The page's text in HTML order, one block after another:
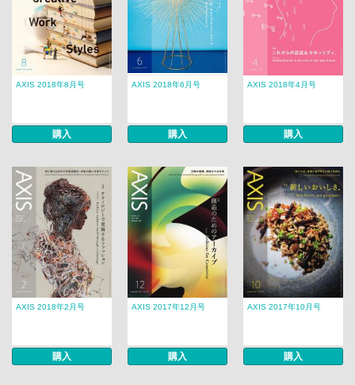
AXIS 2018年8月号
購入
AXIS 2018年6月号
購入
AXIS 2018年4月号
購入
AXIS 2018年2月号
購入
AXIS 2017年12月号
購入
AXIS 2017年10月号
購入